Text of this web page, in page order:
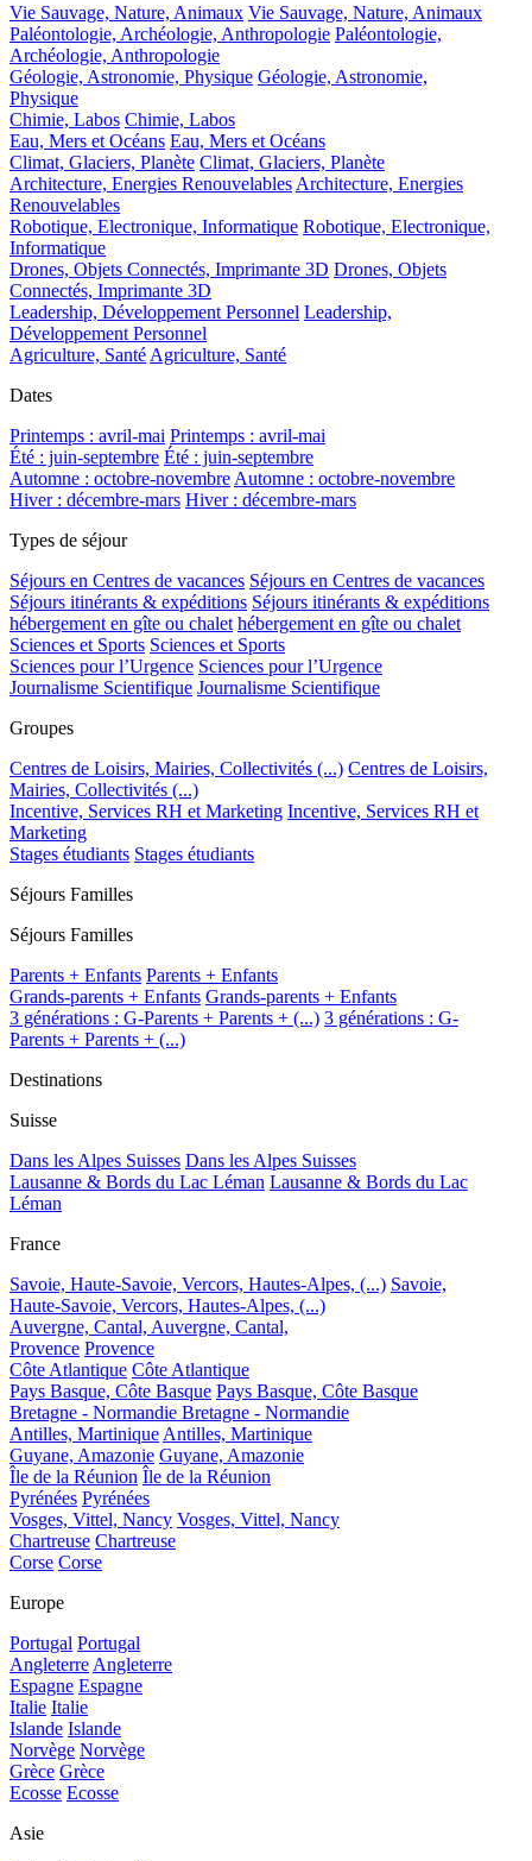
Vie Sauvage, Nature, Animaux Vie Sauvage, Nature, Animaux
Paléontologie, Archéologie, Anthropologie Paléontologie,
Archéologie, Anthropologie
Géologie, Astronomie, Physique Géologie, Astronomie,
Physique
Chimie, Labos Chimie, Labos
Eau, Mers et Océans Eau, Mers et Océans
Climat, Glaciers, Planète Climat, Glaciers, Planète
Architecture, Energies Renouvelables Architecture, Energies
Renouvelables
Robotique, Electronique, Informatique Robotique, Electronique,
Informatique
Drones, Objets Connectés, Imprimante 3D Drones, Objets
Connectés, Imprimante 3D
Leadership, Développement Personnel Leadership,
Développement Personnel
Agriculture, Santé Agriculture, Santé
Dates
Printemps : avril-mai Printemps : avril-mai
Été : juin-septembre Été : juin-septembre
Automne : octobre-novembre Automne : octobre-novembre
Hiver : décembre-mars Hiver : décembre-mars
Types de séjour
Séjours en Centres de vacances Séjours en Centres de vacances
Séjours itinérants & expéditions Séjours itinérants & expéditions
hébergement en gîte ou chalet hébergement en gîte ou chalet
Sciences et Sports Sciences et Sports
Sciences pour l’Urgence Sciences pour l’Urgence
Journalisme Scientifique Journalisme Scientifique
Groupes
Centres de Loisirs, Mairies, Collectivités (...) Centres de Loisirs,
Mairies, Collectivités (...)
Incentive, Services RH et Marketing Incentive, Services RH et
Marketing
Stages étudiants Stages étudiants
Séjours Familles
Séjours Familles
Parents + Enfants Parents + Enfants
Grands-parents + Enfants Grands-parents + Enfants
3 générations : G-Parents + Parents + (...) 3 générations : G-
Parents + Parents + (...)
Destinations
Suisse
Dans les Alpes Suisses Dans les Alpes Suisses
Lausanne & Bords du Lac Léman Lausanne & Bords du Lac
Léman
France
Savoie, Haute-Savoie, Vercors, Hautes-Alpes, (...) Savoie,
Haute-Savoie, Vercors, Hautes-Alpes, (...)
Auvergne, Cantal, Auvergne, Cantal,
Provence Provence
Côte Atlantique Côte Atlantique
Pays Basque, Côte Basque Pays Basque, Côte Basque
Bretagne - Normandie Bretagne - Normandie
Antilles, Martinique Antilles, Martinique
Guyane, Amazonie Guyane, Amazonie
Île de la Réunion Île de la Réunion
Pyrénées Pyrénées
Vosges, Vittel, Nancy Vosges, Vittel, Nancy
Chartreuse Chartreuse
Corse Corse
Europe
Portugal Portugal
Angleterre Angleterre
Espagne Espagne
Italie Italie
Islande Islande
Norvège Norvège
Grèce Grèce
Ecosse Ecosse
Asie